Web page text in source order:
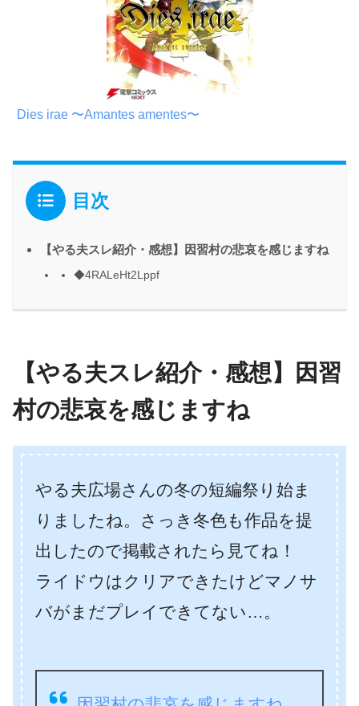
Dies irae 〜Amantes amentes〜
目次
【やる夫スレ紹介・感想】因習村の悲哀を感じますね
◆4RALeHt2Lppf
【やる夫スレ紹介・感想】因習
村の悲哀を感じますね
やる夫広場さんの冬の短編祭り始ま
りましたね。さっき冬色も作品を提
出したので掲載されたら見てね！
ライドウはクリアできたけどマノサ
バがまだプレイできてない…。